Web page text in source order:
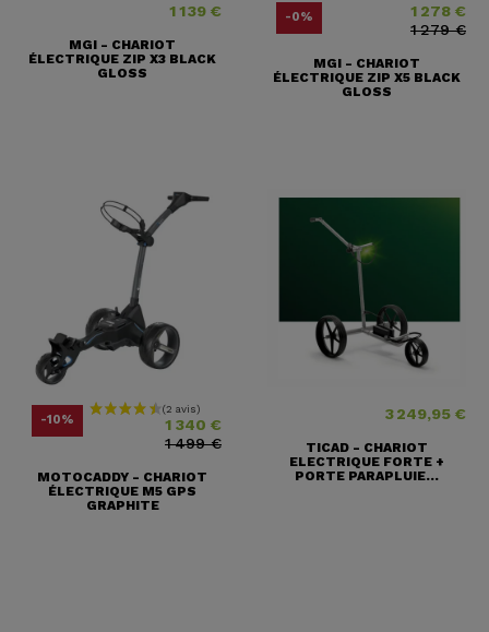
Prix
1 139 €
MGI - CHARIOT
ÉLECTRIQUE ZIP X3 BLACK
GLOSS
-0% 1 278 €
Prix ​​habituel
1 279 €
MGI - CHARIOT
ÉLECTRIQUE ZIP X5 BLACK
GLOSS
-10% Prix 1 340 €
Prix ​​habituel
1 499 €
MOTOCADDY - CHARIOT
ÉLECTRIQUE M5 GPS
GRAPHITE
Prix
3 249,95 €
TICAD - CHARIOT
ELECTRIQUE FORTE +
PORTE PARAPLUIE...